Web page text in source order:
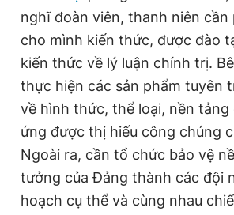
nghĩ đoàn viên, thanh niên cần
cho mình kiến thức, được đào
kiến thức về lý luận chính trị.
thực hiện các sản phẩm tuyên
về hình thức, thể loại, nền tảng
ứng được thị hiếu công chúng
Ngoài ra, cần tổ chức bảo vệ
tưởng của Đảng thành các đội
hoạch cụ thể và cùng nhau